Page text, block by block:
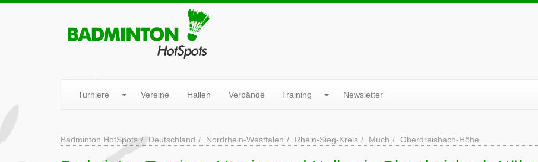
Turniere Vereine Hallen Verbände Training Newsletter
Badminton HotSpots Deutschland Nordrhein-Westfalen Rhein-Sieg-Kreis Much Oberdreisbach-Höhe